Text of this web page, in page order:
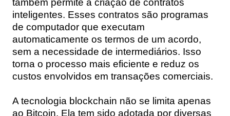
também permite a criação de contratos
inteligentes. Esses contratos são programas
de computador que executam
automaticamente os termos de um acordo,
sem a necessidade de intermediários. Isso
torna o processo mais eficiente e reduz os
custos envolvidos em transações comerciais.
A tecnologia blockchain não se limita apenas
ao Bitcoin. Ela tem sido adotada por diversas